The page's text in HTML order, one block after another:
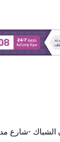
الشباك -شارع